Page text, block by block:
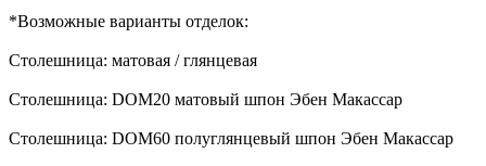
*Возможные варианты отделок:
Столешница: матовая / глянцевая
Столешница: DOM20 матовый шпон Эбен Макассар
Столешница: DOM60 полуглянцевый шпон Эбен Макассар